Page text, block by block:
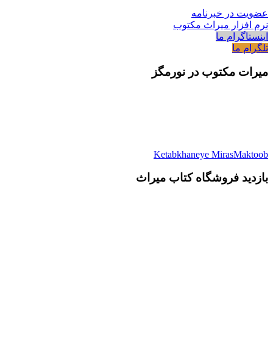
عضویت در خبرنامه
نرم افزار میراث مکتوب
اینستاگرام ما
تلگرام ما
میرات مکتوب در نورمگز
Ketabkhaneye MirasMaktoob
بازدید فروشگاه کتاب میراث